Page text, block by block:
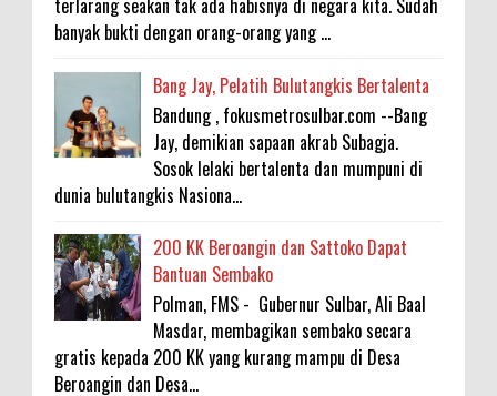
terlarang seakan tak ada habisnya di negara kita. Sudah
banyak bukti dengan orang-orang yang ...
Bang Jay, Pelatih Bulutangkis Bertalenta
Bandung , fokusmetrosulbar.com --Bang
Jay, demikian sapaan akrab Subagja.
Sosok lelaki bertalenta dan mumpuni di
dunia bulutangkis Nasiona...
200 KK Beroangin dan Sattoko Dapat
Bantuan Sembako
Polman, FMS - Gubernur Sulbar, Ali Baal
Masdar, membagikan sembako secara
gratis kepada 200 KK yang kurang mampu di Desa
Beroangin dan Desa...